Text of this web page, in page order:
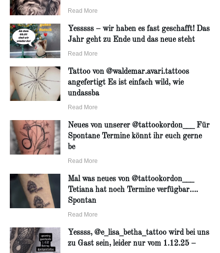
Read More
Yesssss – wir haben es fast geschafft! Das
Jahr geht zu Ende und das neue steht
Read More
Tattoo von @waldemar.avari.tattoos
angefertigt Es ist einfach wild, wie
undassba
Read More
Neues von unserer @tattookordon___ Für
Spontane Termine könnt ihr euch gerne
be
Read More
Mal was neues von @tattookordon___
Tetiana hat noch Termine verfügbar….
Spontan
Read More
Yessss, @e_lisa_betha_tattoo wird bei uns
zu Gast sein, leider nur vom 1.12.25 –